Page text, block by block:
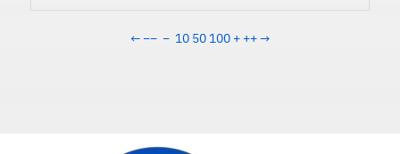
← −− − 10 50 100 + ++→